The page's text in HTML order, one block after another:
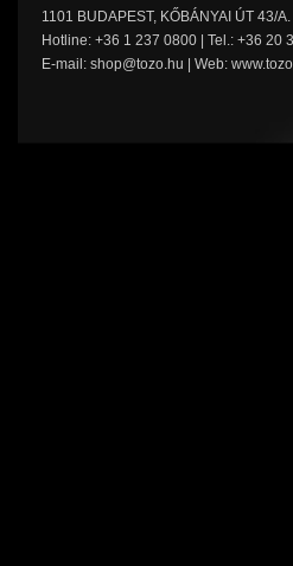
1101 BUDAPEST, KŐBÁNYAI ÚT 43/
Hotline: +36 1 237 0800 | Tel.: +36 20
E-mail: shop@tozo.hu | Web: